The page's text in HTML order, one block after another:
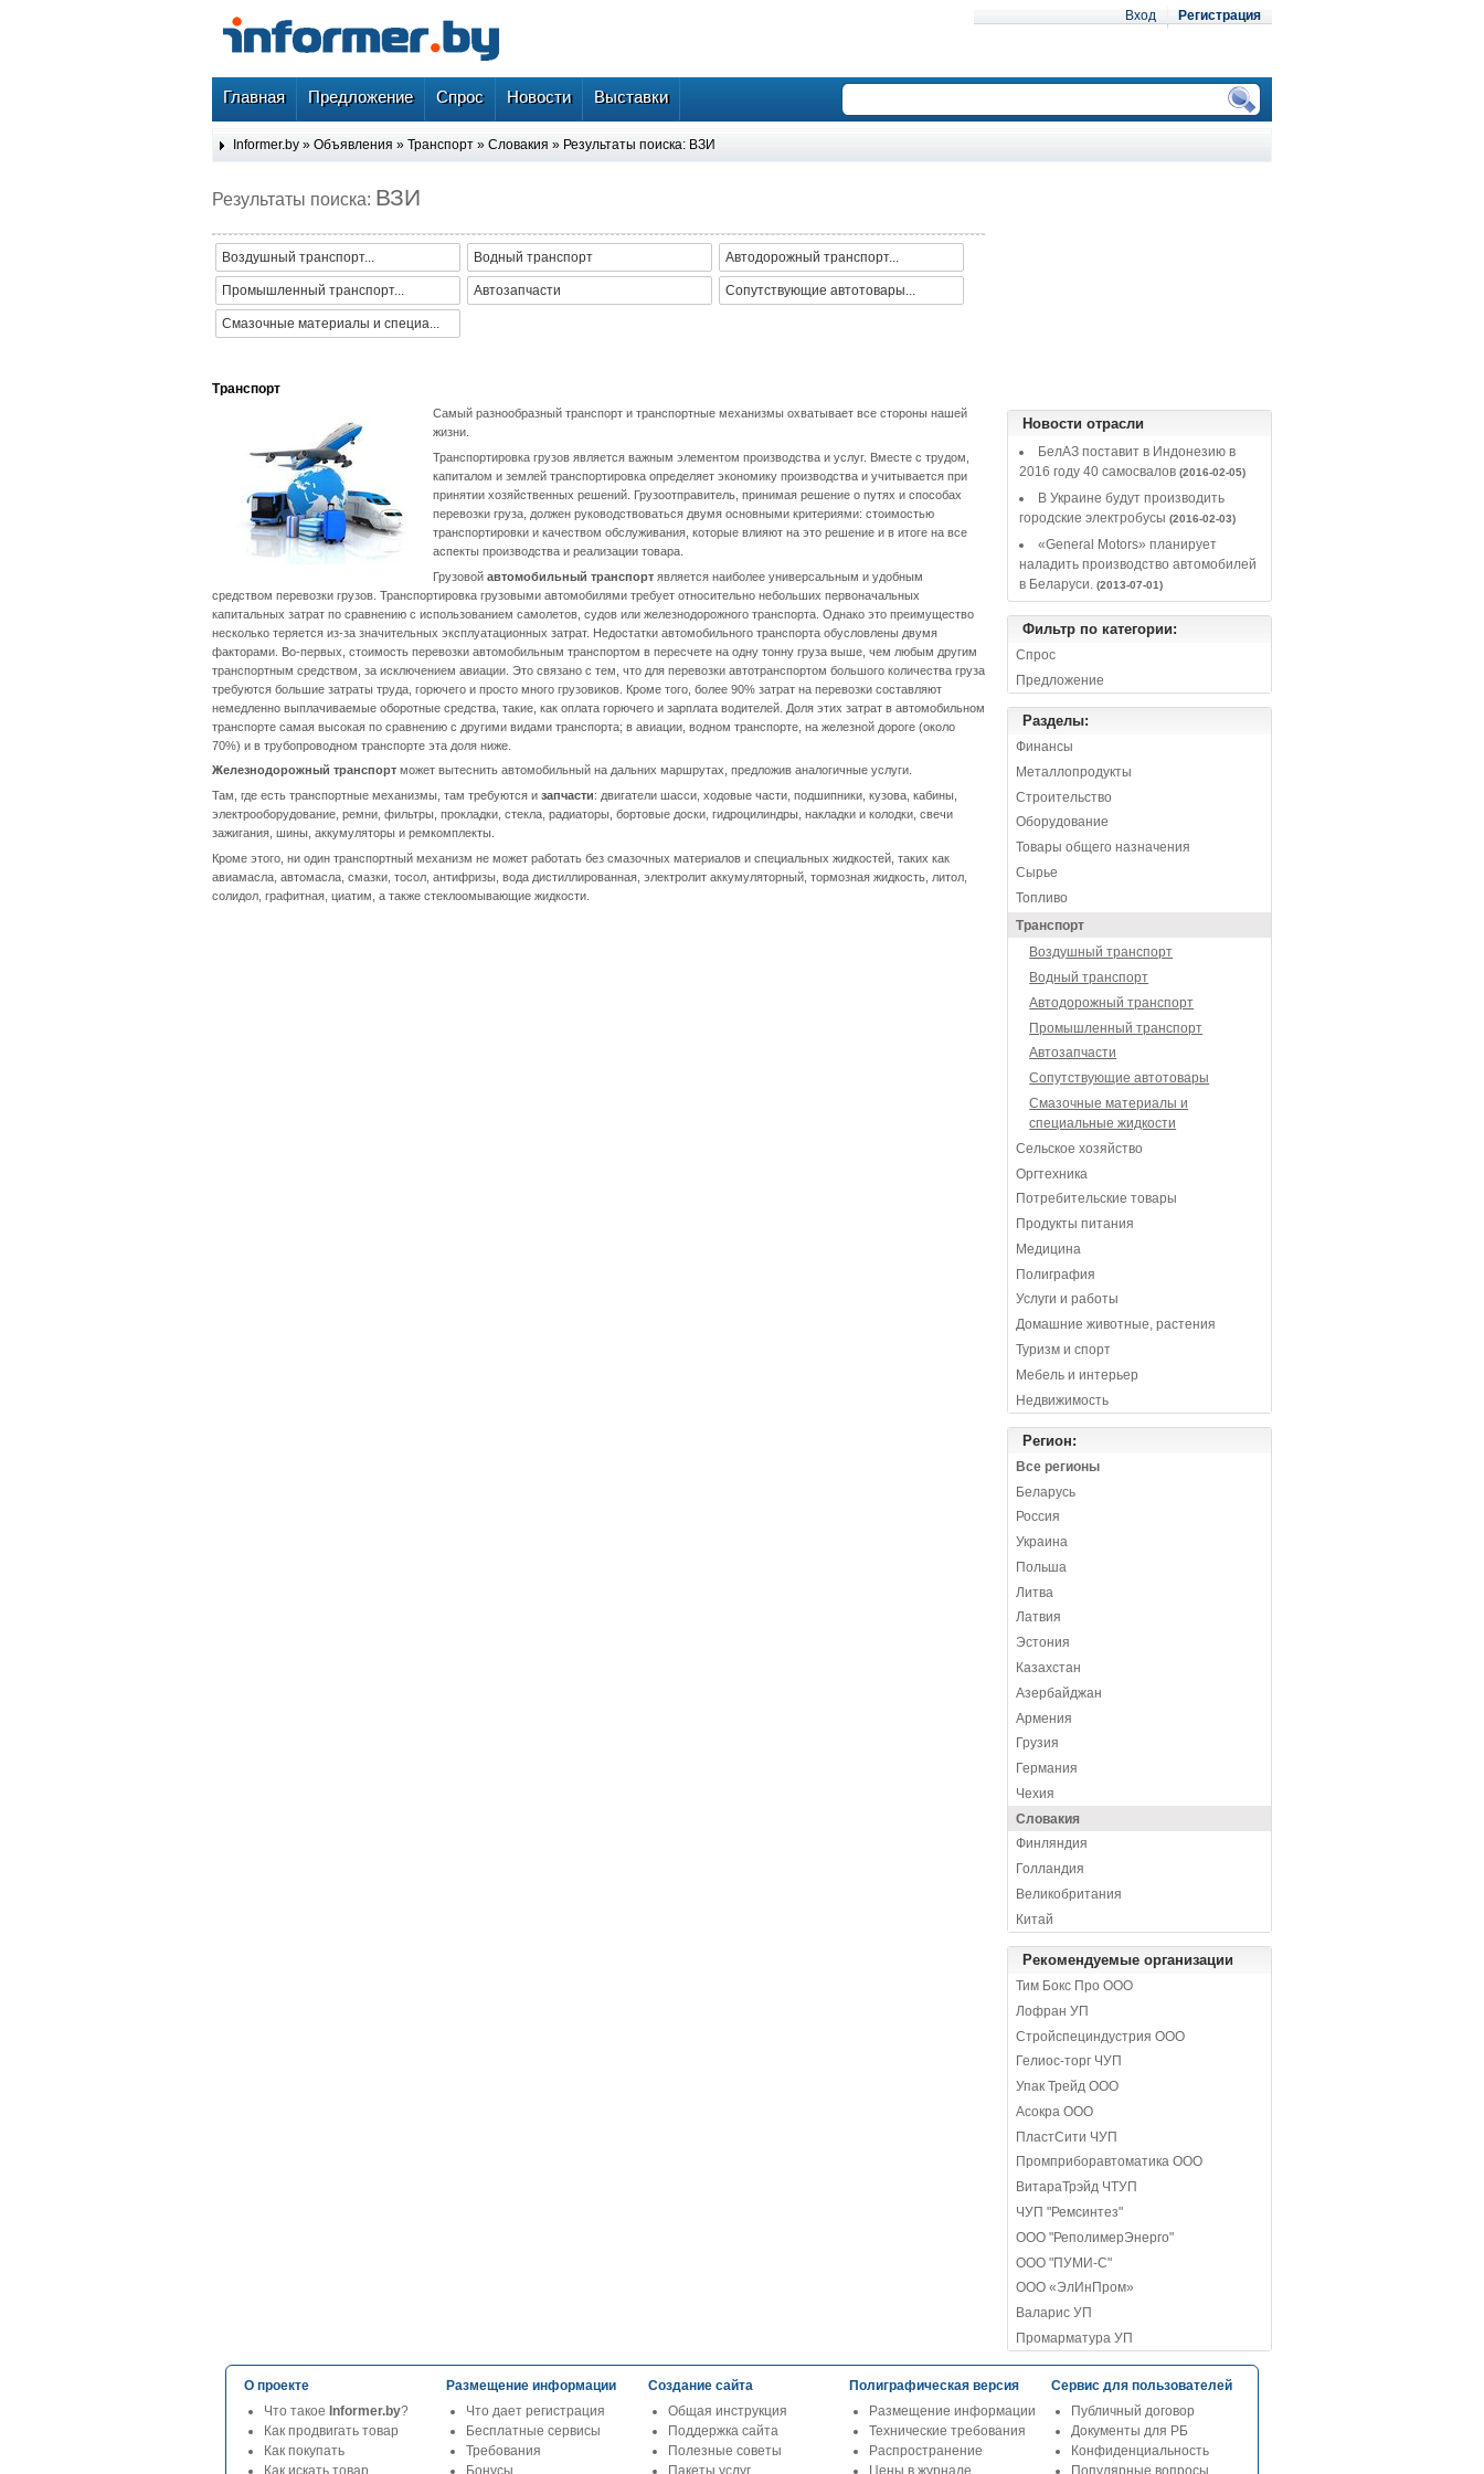
Вход Регистрация
Главная Предложение Спрос Новости Выставки
Informer.by » Объявления » Транспорт » Словакия » Результаты поиска: ВЗИ
Результаты поиска: ВЗИ
Воздушный транспорт... Водный транспорт Автодорожный транспорт...
Промышленный транспорт... Автозапчасти Сопутствующие автотовары...
Смазочные материалы и специа...
Транспорт
Самый разнообразный транспорт и транспортные механизмы охватывает все стороны нашей
жизни.
Транспортировка грузов является важным элементом производства и услуг. Вместе с трудом,
капиталом и землей транспортировка определяет экономику производства и учитывается при
принятии хозяйственных решений. Грузоотправитель, принимая решение о путях и способах
перевозки груза, должен руководствоваться двумя основными критериями: стоимостью
транспортировки и качеством обслуживания, которые влияют на это решение и в итоге на все
аспекты производства и реализации товара.
Грузовой автомобильный транспорт является наиболее универсальным и удобным
средством перевозки грузов. Транспортировка грузовыми автомобилями требует относительно небольших первоначальных
капитальных затрат по сравнению с использованием самолетов, судов или железнодорожного транспорта. Однако это преимущество
несколько теряется из-за значительных эксплуатационных затрат. Недостатки автомобильного транспорта обусловлены двумя
факторами. Во-первых, стоимость перевозки автомобильным транспортом в пересчете на одну тонну груза выше, чем любым другим
транспортным средством, за исключением авиации. Это связано с тем, что для перевозки автотранспортом большого количества груза
требуются большие затраты труда, горючего и просто много грузовиков. Кроме того, более 90% затрат на перевозки составляют
немедленно выплачиваемые оборотные средства, такие, как оплата горючего и зарплата водителей. Доля этих затрат в автомобильном
транспорте самая высокая по сравнению с другими видами транспорта; в авиации, водном транспорте, на железной дороге (около
70%) и в трубопроводном транспорте эта доля ниже.
Железнодорожный транспорт может вытеснить автомобильный на дальних маршрутах, предложив аналогичные услуги.
Там, где есть транспортные механизмы, там требуются и запчасти: двигатели шасси, ходовые части, подшипники, кузова, кабины,
электрооборудование, ремни, фильтры, прокладки, стекла, радиаторы, бортовые доски, гидроцилиндры, накладки и колодки, свечи
зажигания, шины, аккумуляторы и ремкомплекты.
Кроме этого, ни один транспортный механизм не может работать без смазочных материалов и специальных жидкостей, таких как
авиамасла, автомасла, смазки, тосол, антифризы, вода дистиллированная, электролит аккумуляторный, тормозная жидкость, литол,
солидол, графитная, циатим, а также стеклоомывающие жидкости.
Новости отрасли
БелАЗ поставит в Индонезию в
2016 году 40 самосвалов (2016-02-05)
В Украине будут производить
городские электробусы (2016-02-03)
«General Motors» планирует
наладить производство автомобилей
в Беларуси. (2013-07-01)
Фильтр по категории:
Спрос
Предложение
Разделы:
Финансы
Металлопродукты
Строительство
Оборудование
Товары общего назначения
Сырье
Топливо
Транспорт
Воздушный транспорт
Водный транспорт
Автодорожный транспорт
Промышленный транспорт
Автозапчасти
Сопутствующие автотовары
Смазочные материалы и
специальные жидкости
Сельское хозяйство
Оргтехника
Потребительские товары
Продукты питания
Медицина
Полиграфия
Услуги и работы
Домашние животные, растения
Туризм и спорт
Мебель и интерьер
Недвижимость
Регион:
Все регионы
Беларусь
Россия
Украина
Польша
Литва
Латвия
Эстония
Казахстан
Азербайджан
Армения
Грузия
Германия
Чехия
Словакия
Финляндия
Голландия
Великобритания
Китай
Рекомендуемые организации
Тим Бокс Про ООО
Лофран УП
Стройспециндустрия ООО
Гелиос-торг ЧУП
Упак Трейд ООО
Асокра ООО
ПластСити ЧУП
Промприборавтоматика ООО
ВитараТрэйд ЧТУП
ЧУП "Ремсинтез"
ООО "РеполимерЭнерго"
ООО "ПУМИ-С"
ООО «ЭлИнПром»
Валарис УП
Промарматура УП
О проекте
Что такое Informer.by?
Как продвигать товар
Как покупать
Размещение информации
Что дает регистрация
Бесплатные сервисы
Требования
Создание сайта
Общая инструкция
Поддержка сайта
Полезные советы
Полиграфическая версия
Размещение информации
Технические требования
Распространение
Сервис для пользователей
Публичный договор
Документы для РБ
Конфиденциальность